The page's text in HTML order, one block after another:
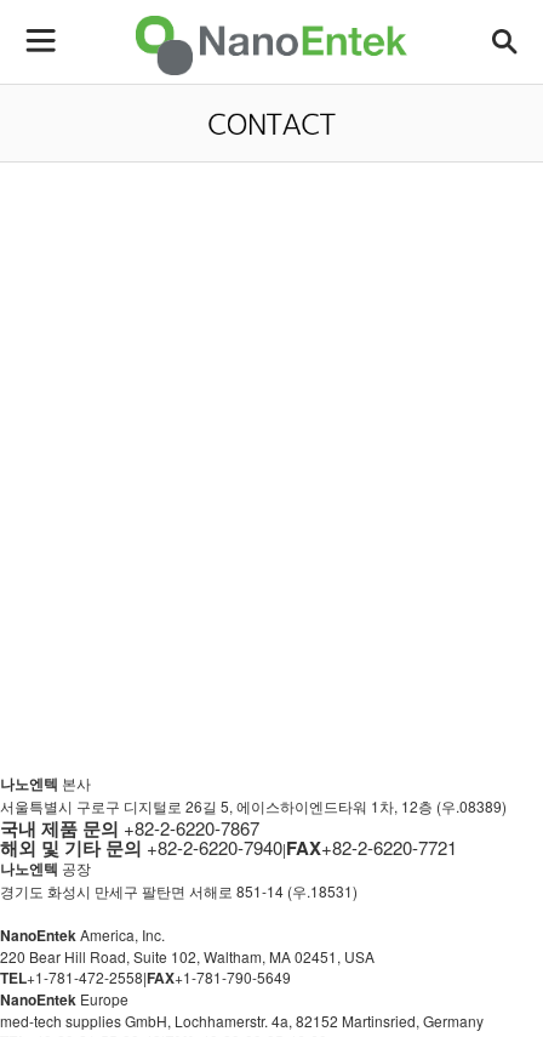
나노엔텍 본사
서울특별시 구로구 디지털로 26길 5, 에이스하이엔드타워 1차, 12층 (우.08389)
국내 제품 문의 +82-2-6220-7867
해외 및 기타 문의 +82-2-6220-7940|FAX+82-2-6220-7721
나노엔텍 공장
경기도 화성시 만세구 팔탄면 서해로 851-14 (우.18531)
NanoEntek America, Inc.
220 Bear Hill Road, Suite 102, Waltham, MA 02451, USA
TEL+1-781-472-2558|FAX+1-781-790-5649
NanoEntek Europe
med-tech supplies GmbH, Lochhamerstr. 4a, 82152 Martinsried, Germany